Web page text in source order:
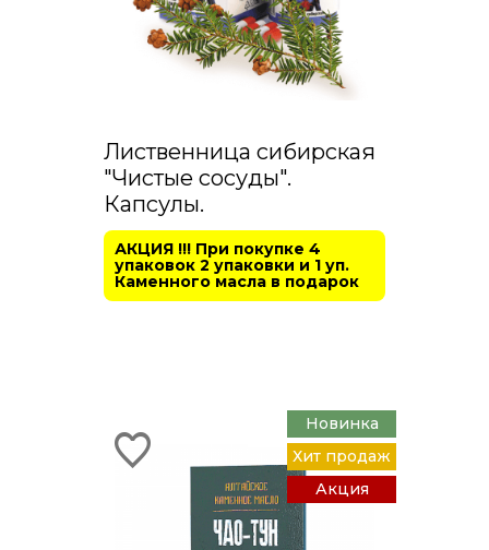
Лиственница сибирская
"Чистые сосуды".
Капсулы.
АКЦИЯ !!! При покупке 4
упаковок 2 упаковки и 1 уп.
Каменного масла в подарок
Новинка
Хит продаж
Акция